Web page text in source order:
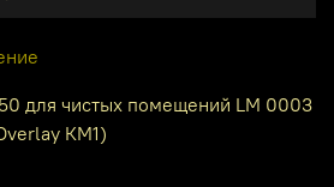
для чистых помещений LM 0003
КМ1)